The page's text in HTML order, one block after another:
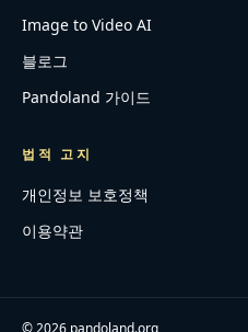
Image to Video AI
블로그
Pandoland 가이드
법적 고지
개인정보 보호정책
이용약관
© 2026 pandoland.org